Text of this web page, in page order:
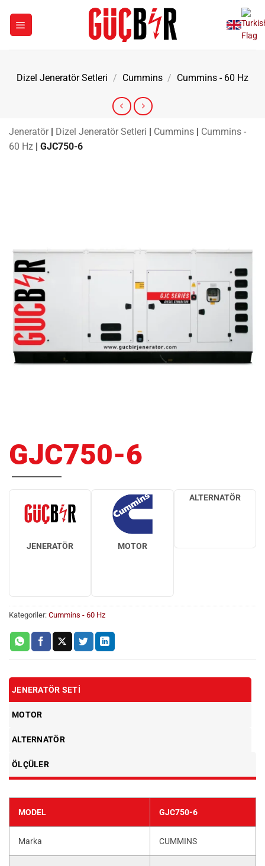
Dizel Jeneratör Setleri / Cummins / Cummins - 60 Hz
Jeneratör | Dizel Jeneratör Setleri | Cummins | Cummins -
60 Hz | GJC750-6
GJC750-6
JENERATÖR MOTOR
ALTERNATÖR
Kategoriler: Cummins - 60 Hz
JENERATÖR SETI
MOTOR
ALTERNATÖR
ÖLÇÜLER
MODEL GJC750-6
Marka CUMMINS